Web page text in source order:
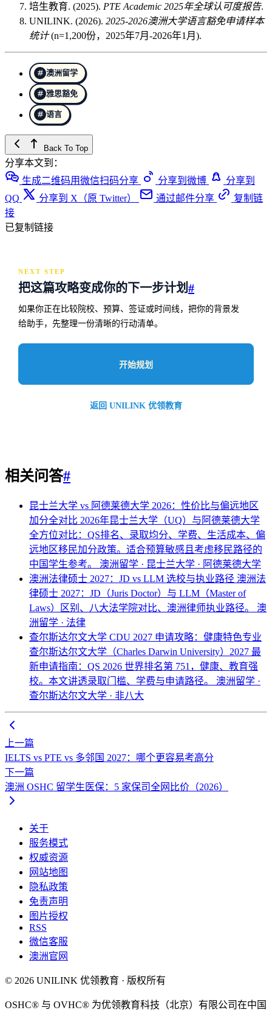
培生教育. (2025). PTE Academic 2025年全球认可度报告.
UNILINK. (2026). 2025-2026澳洲大学语言豁免申请样本
统计(n=1,200份，2025年7月-2026年1月).
澳洲留学
雅思豁免
语言
Back To Top
分享本文到：
生成二维码用微信扫码分享
分享到微博
分享到
QQ
分享到 X（原 Twitter） 通过邮件分享
复制链
接
已复制链接
NEXT STEP
把这篇攻略变成你的下一步计划#
如果你正在比较院校、预算、签证或时间线，把你的背景发
给助手，先整理一份清晰的行动清单。
开始规划
返回 UNILINK 优领教育
相关问答#
昆士兰大学 vs 阿德莱德大学 2026：性价比与偏远地区
加分全对比 2026年昆士兰大学（UQ）与阿德莱德大学
全方位对比：QS排名、录取均分、学费、生活成本、偏
远地区移民加分政策。适合预算敏感且考虑移民路径的
中国学生参考。 澳洲留学 · 昆士兰大学 · 阿德莱德大学
澳洲法律硕士 2027：JD vs LLM 选校与执业路径 澳洲法
律硕士 2027：JD（Juris Doctor）与 LLM（Master of
Laws）区别、八大法学院对比、澳洲律师执业路径。 澳
洲留学 · 法律
查尔斯达尔文大学 CDU 2027 申请攻略：健康特色专业
查尔斯达尔文大学（Charles Darwin University）2027 最
新申请指南：QS 2026 世界排名第 751，健康、教育强
校。本文讲透录取门槛、学费与申请路径。 澳洲留学 ·
查尔斯达尔文大学 · 非八大
上一篇
IELTS vs PTE vs 多邻国 2027：哪个更容易考高分
下一篇
澳洲 OSHC 留学生医保：5 家保司全网比价（2026）
关于
服务模式
权威资源
网站地图
隐私政策
免责声明
图片授权
RSS
微信客服
澳洲官网
© 2026 UNILINK 优领教育 · 版权所有
OSHC® 与 OVHC® 为优领教育科技（北京）有限公司在中国